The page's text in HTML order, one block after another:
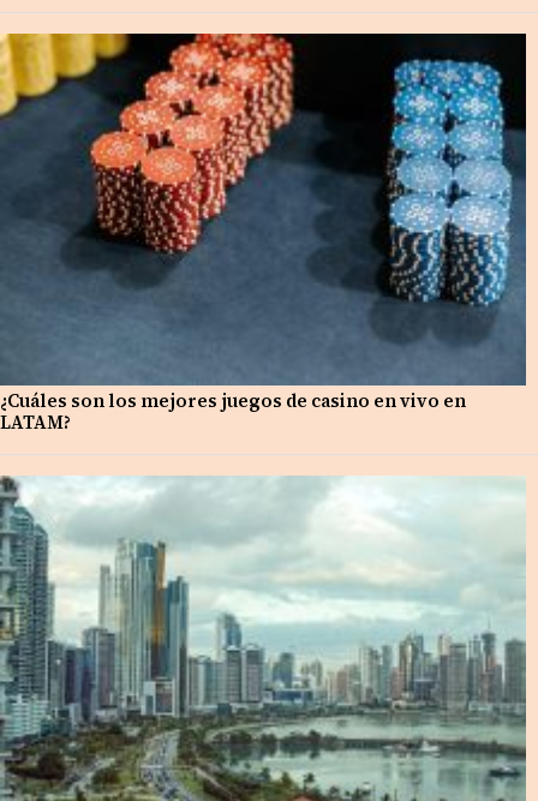
¿Cuáles son los mejores juegos de casino en vivo en
LATAM?